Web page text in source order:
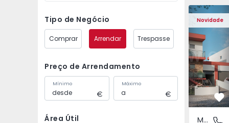
Tipo de Negócio
Comprar Arrendar Trespasse
Preço de Arrendamento
Mínimo Máximo
Área Útil
135
193
240
Novidade
Moradia Geminada
Moradia
Moradia Geminada